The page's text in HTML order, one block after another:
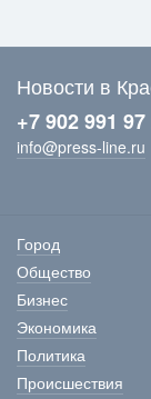
Новости в
+7 902 991 97
info@press-line.ru
Город
Общество
Бизнес
Экономика
Политика
Происшествия